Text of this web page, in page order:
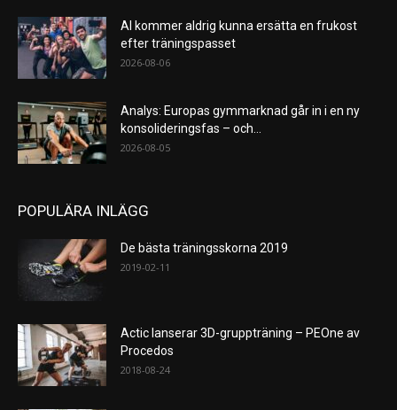
AI kommer aldrig kunna ersätta en frukost
efter träningspasset
2026-08-06
Analys: Europas gymmarknad går in i en ny
konsolideringsfas – och...
2026-08-05
POPULÄRA INLÄGG
De bästa träningsskorna 2019
2019-02-11
Actic lanserar 3D-gruppträning – PEOne av
Procedos
2018-08-24